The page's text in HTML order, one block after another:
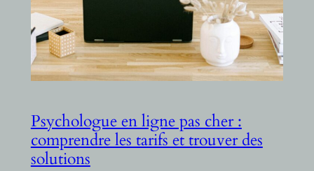
Psychologue en ligne pas cher :
comprendre les tarifs et trouver des
solutions